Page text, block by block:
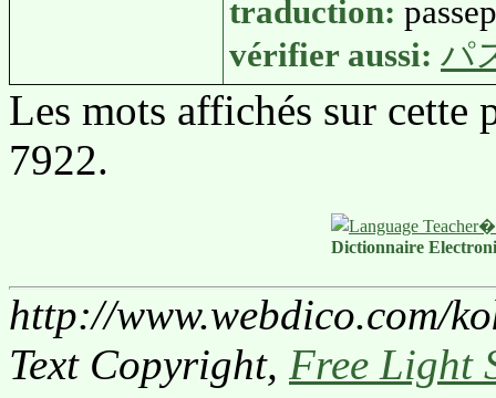
traduction:
vérifier aussi: パ
Les mots affichés sur cette
7922.
Dictionnaire
http://www.webdico.com/
Text Copyright, Free Light